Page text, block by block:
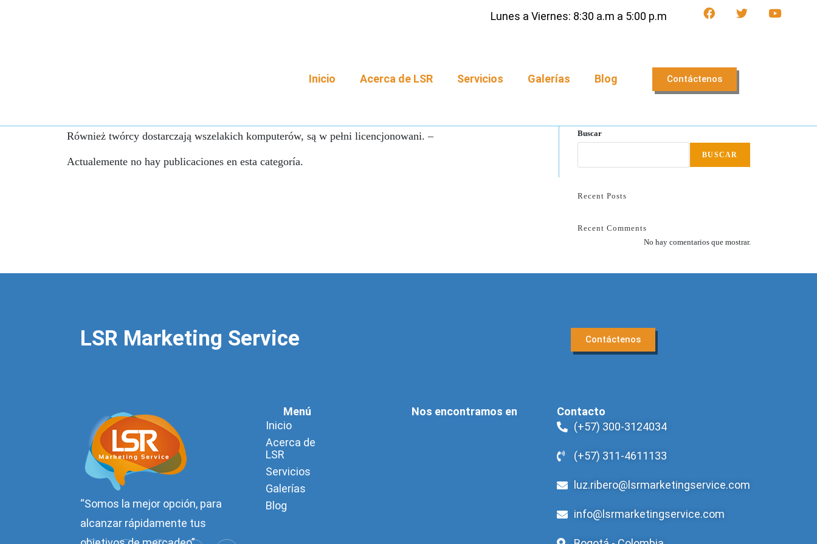
Lunes a Viernes: 8:30 a.m a 5:00 p.m
Inicio Acerca de LSR Servicios Galerías Blog Contáctenos
Również twórcy dostarczają wszelakich komputerów, są w pełni licencjonowani. –
Actualemente no hay publicaciones en esta categoría.
Buscar
BUSCAR
Recent Posts
Recent Comments
No hay comentarios que mostrar.
LSR Marketing Service Contáctenos
“Somos la mejor opción, para
alcanzar rápidamente tus
Menú
Inicio
Acerca de
LSR
Servicios
Galerías
Blog
Nos encontramos en
Contacto
(+57) 300-3124034
(+57) 311-4611133
luz.ribero@lsrmarketingservice.com
info@lsrmarketingservice.com